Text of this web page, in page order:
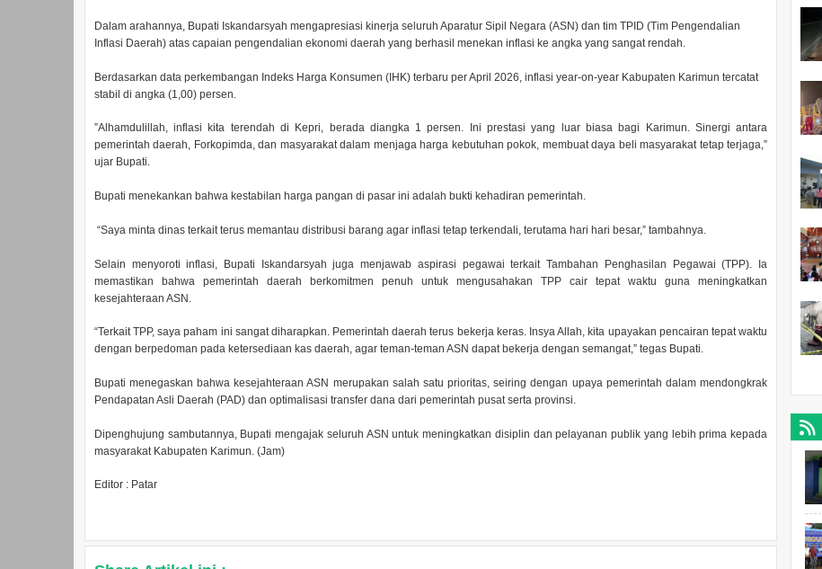
Dalam arahannya, Bupati Iskandarsyah mengapresiasi kinerja seluruh Aparatur Sipil Negara (ASN) dan tim TPID (Tim Pengendalian
Inflasi Daerah) atas capaian pengendalian ekonomi daerah yang berhasil menekan inflasi ke angka yang sangat rendah.
‎Berdasarkan data perkembangan Indeks Harga Konsumen (IHK) terbaru per April 2026, inflasi year-on-year Kabupaten Karimun tercatat
stabil di angka (1,00) persen.
”Alhamdulillah, inflasi kita terendah di Kepri, berada diangka 1 persen. Ini prestasi yang luar biasa bagi Karimun. Sinergi antara
pemerintah daerah, Forkopimda, dan masyarakat dalam menjaga harga kebutuhan pokok, membuat daya beli masyarakat tetap terjaga,”
ujar Bupati.
‎Bupati menekankan bahwa kestabilan harga pangan di pasar ini adalah bukti kehadiran pemerintah.
“Saya minta dinas terkait terus memantau distribusi barang agar inflasi tetap terkendali, terutama hari hari besar,” tambahnya.
‎Selain menyoroti inflasi, Bupati Iskandarsyah juga menjawab aspirasi pegawai terkait Tambahan Penghasilan Pegawai (TPP). Ia
memastikan bahwa pemerintah daerah berkomitmen penuh untuk mengusahakan TPP cair tepat waktu guna meningkatkan
kesejahteraan ASN.
“Terkait TPP, saya paham ini sangat diharapkan. Pemerintah daerah terus bekerja keras. Insya Allah, kita upayakan pencairan tepat waktu
dengan berpedoman pada ketersediaan kas daerah, agar teman-teman ASN dapat bekerja dengan semangat,” tegas Bupati.
‎Bupati menegaskan bahwa kesejahteraan ASN merupakan salah satu prioritas, seiring dengan upaya pemerintah dalam mendongkrak
Pendapatan Asli Daerah (PAD) dan optimalisasi transfer dana dari pemerintah pusat serta provinsi.
‎Dipenghujung sambutannya, Bupati mengajak seluruh ASN untuk meningkatkan disiplin dan pelayanan publik yang lebih prima kepada
masyarakat Kabupaten Karimun. (Jam)
Editor : Patar